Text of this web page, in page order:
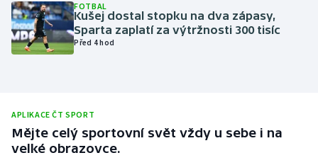
Parasport
Plavání
Ragby
Rychlobruslení
FOTBAL
Kušej dostal stopku na dva zápasy,
Sparta zaplatí za výtržnosti 300 tisíc
Před 4 hod
APLIKACE ČT SPORT
Mějte celý sportovní svět vždy u sebe i na
velké obrazovce.